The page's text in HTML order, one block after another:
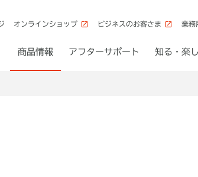
オンラインショップ ビジネスのお客さま 業務
商品情報 アフターサポート 知る・楽